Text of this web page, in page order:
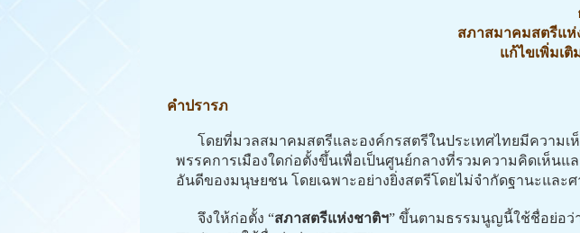
สภาสมาคมสตรีแ
แก้ไขเพิ่มเ
คำปรารภ
โดยที่มวลสมาคมสตรีและองค์กรสตรีในประเทศไทยมีความเ
พรรคการเมืองใดก่อตั้งขึ้นเพื่อเป็นศูนย์กลางที่รวมความคิดเห็น
อันดีของมนุษยชน โดยเฉพาะอย่างยิ่งสตรีโดยไม่จำกัดฐานะและ
จึงให้ก่อตั้ง “สภาสตรีแห่งชาติฯ” ขึ้นตามธรรมนูญนี้ใช้ชื่อย่อว่